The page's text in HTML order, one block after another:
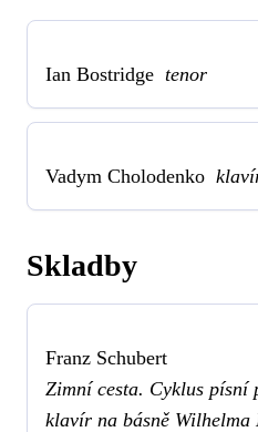
Ian Bostridge tenor
Vadym Cholodenko
Skladby
Franz Schubert
Zimní cesta. Cyklus písní
klavír na básně